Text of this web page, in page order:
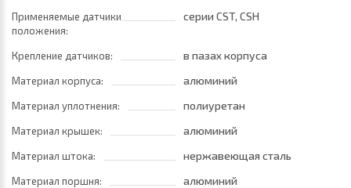
Применяемые датчики
положения:
серии CST, CSH
Крепление датчиков: в пазах корпуса
Материал корпуса: алюминий
Материал уплотнения: полиуретан
Материал крышек: алюминий
Материал штока: нержавеющая сталь
Материал поршня:
алюминий